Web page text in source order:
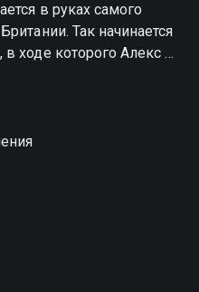
в руках самого
Так начинается
ходе которого Алекс и
злую